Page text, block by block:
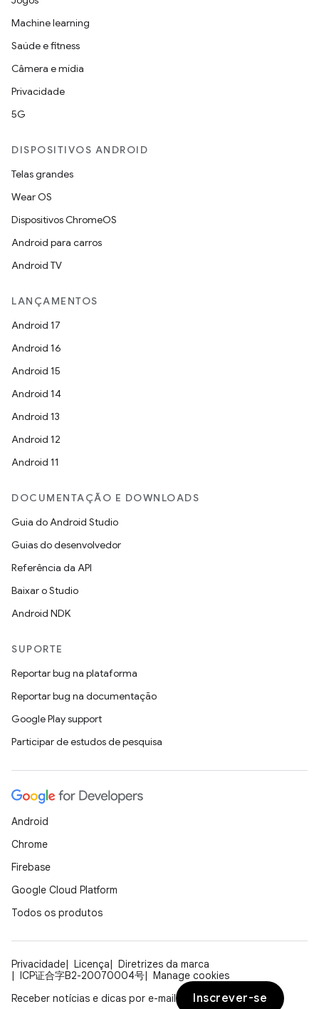
Machine learning
Saúde e fitness
Câmera e mídia
Privacidade
5G
DISPOSITIVOS ANDROID
Telas grandes
Wear OS
Dispositivos ChromeOS
Android para carros
Android TV
LANÇAMENTOS
Android 17
Android 16
Android 15
Android 14
Android 13
Android 12
Android 11
DOCUMENTAÇÃO E DOWNLOADS
Guia do Android Studio
Guias do desenvolvedor
Referência da API
Baixar o Studio
Android NDK
SUPORTE
Reportar bug na plataforma
Reportar bug na documentação
Google Play support
Participar de estudos de pesquisa
Android
Chrome
Firebase
Google Cloud Platform
Todos os produtos
Privacidade Licença
Diretrizes da marca
ICP证合字B2-20070004号
Manage cookies
Receber notícias e dicas por e-mail
Inscrever-se